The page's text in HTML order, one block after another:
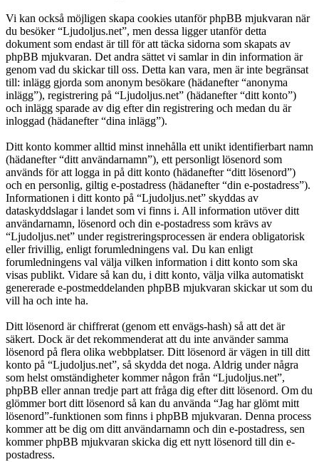
Vi kan också möjligen skapa cookies utanför phpBB mjukvaran när
du besöker “Ljudoljus.net”, men dessa ligger utanför detta
dokument som endast är till för att täcka sidorna som skapats av
phpBB mjukvaran. Det andra sättet vi samlar in din information är
genom vad du skickar till oss. Detta kan vara, men är inte begränsat
till: inlägg gjorda som anonym besökare (hädanefter “anonyma
inlägg”), registrering på “Ljudoljus.net” (hädanefter “ditt konto”)
och inlägg sparade av dig efter din registrering och medan du är
inloggad (hädanefter “dina inlägg”).
Ditt konto kommer alltid minst innehålla ett unikt identifierbart namn
(hädanefter “ditt användarnamn”), ett personligt lösenord som
används för att logga in på ditt konto (hädanefter “ditt lösenord”)
och en personlig, giltig e-postadress (hädanefter “din e-postadress”).
Informationen i ditt konto på “Ljudoljus.net” skyddas av
dataskyddslagar i landet som vi finns i. All information utöver ditt
användarnamn, lösenord och din e-postadress som krävs av
“Ljudoljus.net” under registreringsprocessen är endera obligatorisk
eller frivillig, enligt forumledningens val. Du kan enligt
forumledningens val välja vilken information i ditt konto som ska
visas publikt. Vidare så kan du, i ditt konto, välja vilka automatiskt
genererade e-postmeddelanden phpBB mjukvaran skickar ut som du
vill ha och inte ha.
Ditt lösenord är chiffrerat (genom ett envägs-hash) så att det är
säkert. Dock är det rekommenderat att du inte använder samma
lösenord på flera olika webbplatser. Ditt lösenord är vägen in till ditt
konto på “Ljudoljus.net”, så skydda det noga. Aldrig under några
som helst omständigheter kommer någon från “Ljudoljus.net”,
phpBB eller annan tredje part att fråga dig efter ditt lösenord. Om du
glömmer bort ditt lösenord så kan du använda “Jag har glömt mitt
lösenord”-funktionen som finns i phpBB mjukvaran. Denna process
kommer att be dig om ditt användarnamn och din e-postadress, sen
kommer phpBB mjukvaran skicka dig ett nytt lösenord till din e-
postadress.